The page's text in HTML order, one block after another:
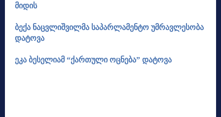
მიდის
ბექა ნაცვლიშვილმა საპარლამენტო უმრავლესობა
დატოვა
ეკა ბესელიამ “ქართული ოცნება” დატოვა